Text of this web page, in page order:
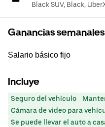
Black SUV, Black,
Ganancias semanales
Salario básico fijo
Incluye
Seguro del vehículo
Cámara de video para
Se puede llevar el auto a